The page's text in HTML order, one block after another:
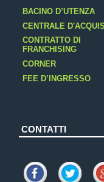
BACINO D’UTENZA
CENTRALE
CONTRATTO DI
FRANCHISING
CORNER
FEE D’INGRESSO
CONTATTI